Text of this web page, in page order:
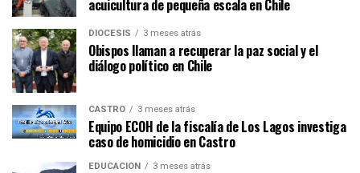
acuicultura de pequeña escala en Chile
DIÓCESIS 3 meses atrás
Obispos llaman a recuperar la paz social y el
diálogo político en Chile
CASTRO 3 meses atrás
Equipo ECOH de la fiscalía de Los Lagos investiga
caso de homicidio en Castro
EDUCACIÓN 3 meses atrás